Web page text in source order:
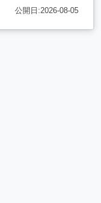
公開日:2026-08-05